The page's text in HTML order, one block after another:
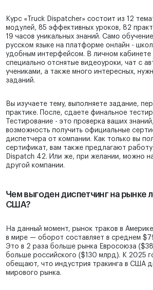
Курс «Truck Dispatcher» состоит из 12
модулей, 85 эффективных уроков, 82
19 часов уникальных знаний. Само
русском языке на платформе онлайн -
удобным интерфейсом. В личном кабинете
специально отснятые видеоуроки, чат с
учениками, а также много интересных,
заданий.
Вы изучаете тему, выполняете задание,
практике. После, сдаете финальное
Тестирование - это проверка ваших
возможность получить официальные
диспетчера от компании. Как только вы
сертификат, вам также предлагают
Dispatch 42. Или же, при желании, можно
другой компании.
Чем выгоден диспетчинг на рынке
США?
На данный момент, рынок траков в
в мире — оборот составляет в среднем
Это в 2 раза больше рынка Евросоюза
больше российского ($130 млрд). К 2025
обещают, что индустрия тракинга в США
мирового рынка.